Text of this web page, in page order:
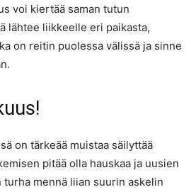
voi kiertää saman tutun
lähtee liikkeelle eri paikasta,
on reitin puolessa välissä ja sinne
on tärkeää muistaa säilyttää
pitää olla hauskaa ja uusien
turha mennä liian suurin askelin